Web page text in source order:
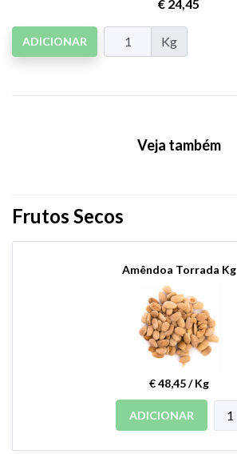
€ 24,45
ADICIONAR Kg
Veja também
Frutos Secos
Amêndoa Torrada Kg
€ 48,45 / Kg
ADICIONAR